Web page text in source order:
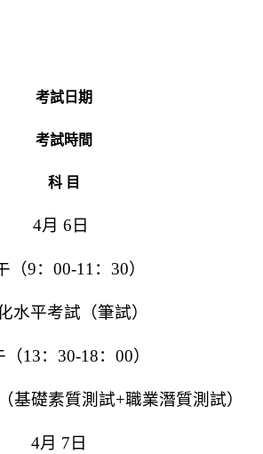
考試日期
考試時間
科 目
4月 6 日
（9： 00-11： 30）
水平考試（筆試）
（13： 30-18： 00）
（基礎素質測試+職業潛質測試）
4月 7 日